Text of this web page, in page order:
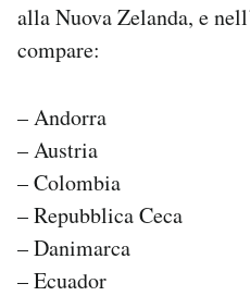
alla Nuova Zelanda, e
compare:
– Andorra
– Austria
– Colombia
– Repubblica Ceca
– Danimarca
– Ecuador